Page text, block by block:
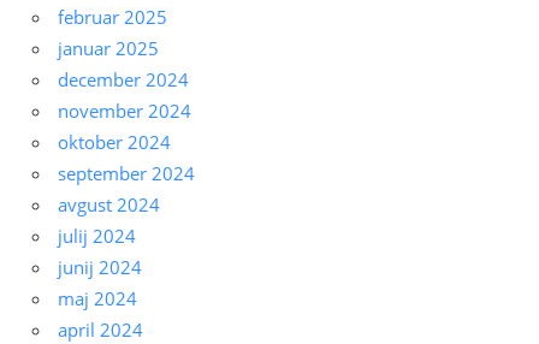
februar 2025
januar 2025
december 2024
november 2024
oktober 2024
september 2024
avgust 2024
julij 2024
junij 2024
maj 2024
april 2024